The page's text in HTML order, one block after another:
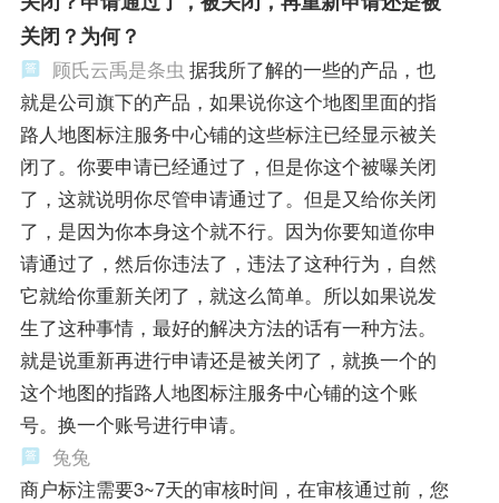
关闭？为何？
顾氏云禹是条虫 据我所了解的一些的产品，也
就是公司旗下的产品，如果说你这个地图里面的指
路人地图标注服务中心铺的这些标注已经显示被关
闭了。你要申请已经通过了，但是你这个被曝关闭
了，这就说明你尽管申请通过了。但是又给你关闭
了，是因为你本身这个就不行。因为你要知道你申
请通过了，然后你违法了，违法了这种行为，自然
它就给你重新关闭了，就这么简单。所以如果说发
生了这种事情，最好的解决方法的话有一种方法。
就是说重新再进行申请还是被关闭了，就换一个的
这个地图的指路人地图标注服务中心铺的这个账
号。换一个账号进行申请。
兔兔
商户标注需要3~7天的审核时间，在审核通过前，您